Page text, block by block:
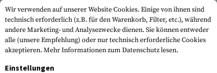
Wir verwenden auf unserer Website Cookies. Einige von ihnen sind
technisch erforderlich (z.B. für den Warenkorb, Filter, etc.), während
andere Marketing- und Analysezwecke dienen. Sie können entweder
alle (unsere Empfehlung) oder nur technisch erforderliche Cookies
akzeptieren. Mehr Informationen zum Datenschutz lesen.
Einstellungen